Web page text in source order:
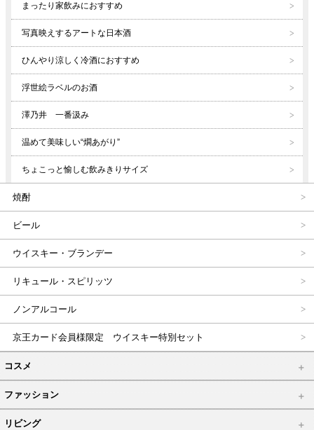
まったり家飲みにおすすめ
写真映えするアートな日本酒
ひんやり涼しく冷酒におすすめ
浮世絵ラベルのお酒
澤乃井 一番汲み
温めて美味しい“燗あがり”
ちょこっと愉しむ飲みきりサイズ
焼酎
ビール
ウイスキー・ブランデー
リキュール・スピリッツ
ノンアルコール
京王カード会員様限定 ウイスキー特別セット
コスメ
ファッション
リビング